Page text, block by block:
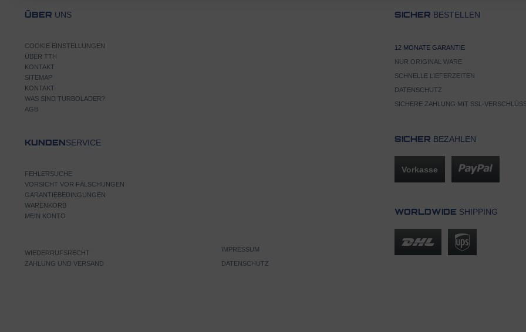
ÜBER UNS
COOKIE EINSTELLUNGEN
ÜBER TTH
KONTAKT
SITEMAP
KONTAKT
WAS SIND TURBOLADER?
AGB
KUNDENSERVICE
FEHLERSUCHE
VORSICHT VOR FÄLSCHUNGEN
GARANTIEBEDINGUNGEN
WARENKORB
MEIN KONTO
WIEDERRUFSRECHT
ZAHLUNG UND VERSAND
IMPRESSUM
DATENSCHUTZ
SICHER BESTELLEN
12 MONATE GARANTIE
NUR ORIGINAL WARE
SCHNELLE LIEFERZEITEN
DATENSCHUTZ
SICHERE ZAHLUNG MIT SSL-
SICHER BEZAHLEN
Vorkasse
WORLDWIDE SHIPPING